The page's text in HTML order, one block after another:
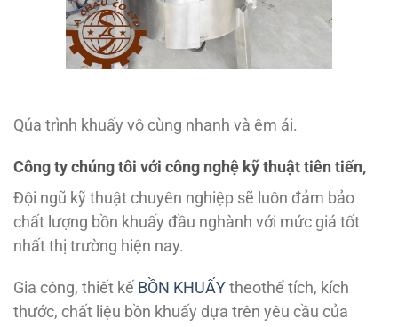
Qúa trình khuấy vô cùng nhanh và êm ái.
Công ty chúng tôi với công nghệ kỹ thuật tiên tiến,
Đội ngũ kỹ thuật chuyên nghiệp sẽ luôn đảm bảo
chất lượng bồn khuấy đầu nghành với mức giá tốt
nhất thị trường hiện nay.
Gia công, thiết kế BỒN KHUẤYtheothể tích, kích
thước, chất liệu bồn khuấy dựa trên yêu cầu của